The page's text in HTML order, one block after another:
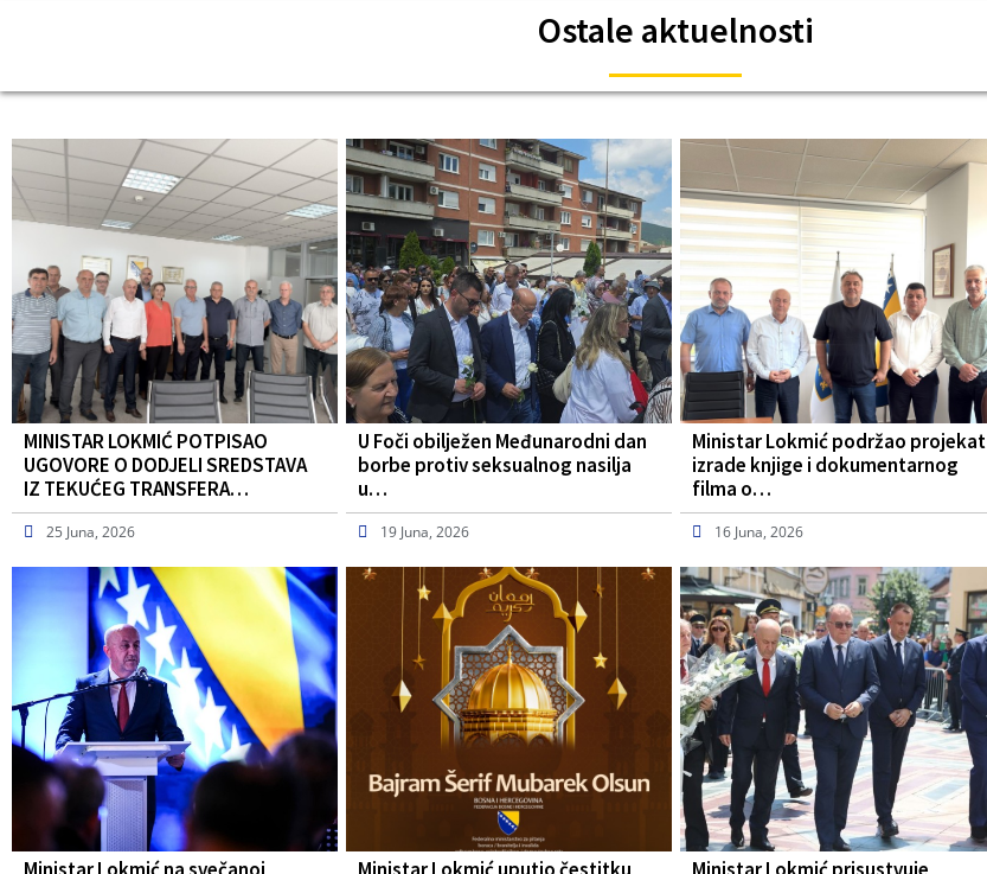
Ostale aktuelnosti
MINISTAR LOKMIĆ POTPISAO
UGOVORE O DODJELI SREDSTAVA
IZ TEKUĆEG TRANSFERA…
25 Juna, 2026
U Foči obilježen Međunarodni dan
borbe protiv seksualnog nasilja
u…
19 Juna, 2026
Ministar Lokmić podržao projekat
izrade knjige i dokumentarnog
filma o…
16 Juna, 2026